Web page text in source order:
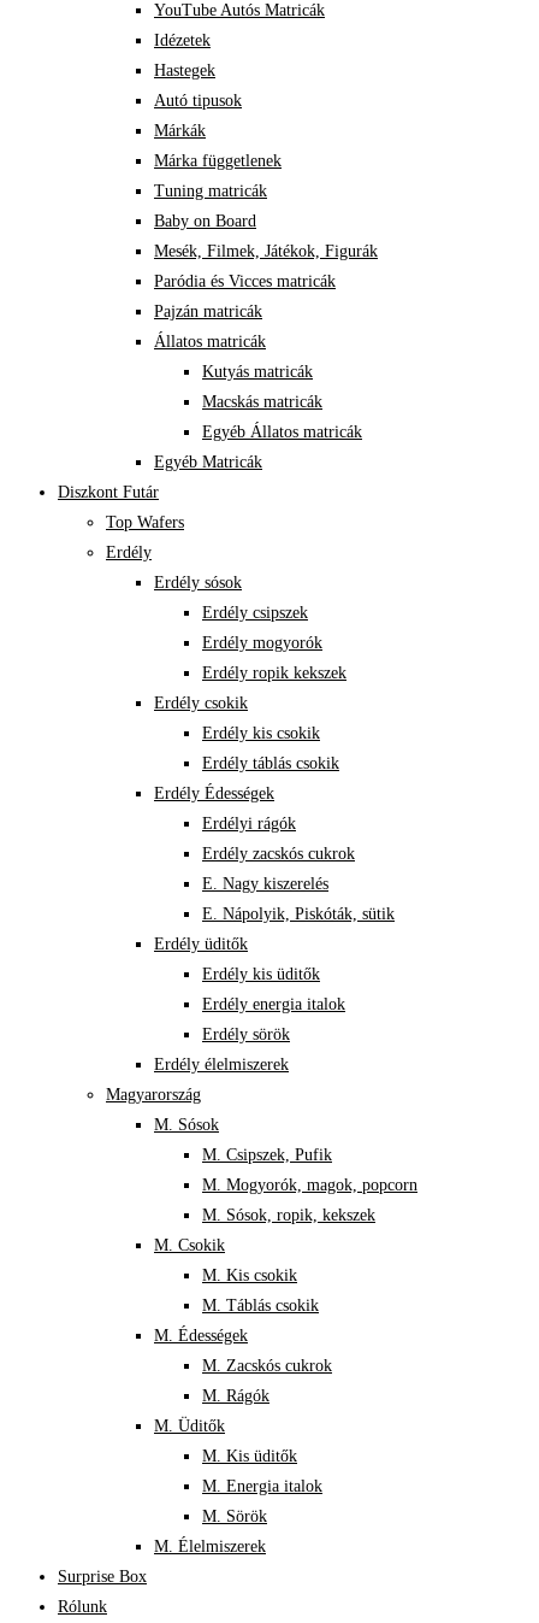
YouTube Autós Matricák
Idézetek
Hastegek
Autó tipusok
Márkák
Márka függetlenek
Tuning matricák
Baby on Board
Mesék, Filmek, Játékok, Figurák
Paródia és Vicces matricák
Pajzán matricák
Állatos matricák
Kutyás matricák
Macskás matricák
Egyéb Állatos matricák
Egyéb Matricák
Diszkont Futár
Top Wafers
Erdély
Erdély sósok
Erdély csipszek
Erdély mogyorók
Erdély ropik kekszek
Erdély csokik
Erdély kis csokik
Erdély táblás csokik
Erdély Édességek
Erdélyi rágók
Erdély zacskós cukrok
E. Nagy kiszerelés
E. Nápolyik, Piskóták, sütik
Erdély üditők
Erdély kis üditők
Erdély energia italok
Erdély sörök
Erdély élelmiszerek
Magyarország
M. Sósok
M. Csipszek, Pufik
M. Mogyorók, magok, popcorn
M. Sósok, ropik, kekszek
M. Csokik
M. Kis csokik
M. Táblás csokik
M. Édességek
M. Zacskós cukrok
M. Rágók
M. Üditők
M. Kis üditők
M. Energia italok
M. Sörök
M. Élelmiszerek
Surprise Box
Rólunk